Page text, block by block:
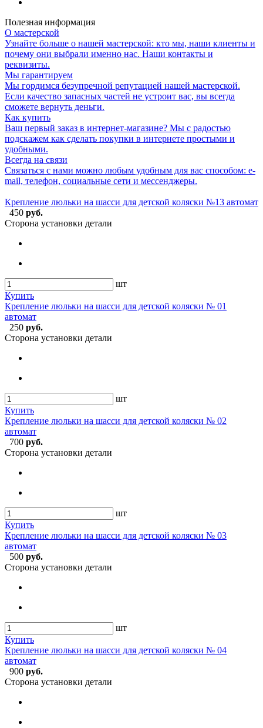
Полезная информация
О мастерской
Узнайте больше о нашей мастерской: кто мы, наши клиенты и
почему они выбрали именно нас. Наши контакты и
реквизиты.
Мы гарантируем
Мы гордимся безупречной репутацией нашей мастерской.
Если качество запасных частей не устроит вас, вы всегда
сможете вернуть деньги.
Как купить
Ваш первый заказ в интернет-магазине? Мы с радостью
подскажем как сделать покупки в интернете простыми и
удобными.
Всегда на связи
Связаться с нами можно любым удобным для вас способом: e-
mail, телефон, социальные сети и мессенджеры.
Крепление люльки на шасси для детской коляски №13 автомат
450 руб.
Сторона установки детали
шт
Купить
Крепление люльки на шасси для детской коляски № 01
автомат
250 руб.
Сторона установки детали
шт
Купить
Крепление люльки на шасси для детской коляски № 02
автомат
700 руб.
Сторона установки детали
шт
Купить
Крепление люльки на шасси для детской коляски № 03
автомат
500 руб.
Сторона установки детали
шт
Купить
Крепление люльки на шасси для детской коляски № 04
автомат
900 руб.
Сторона установки детали